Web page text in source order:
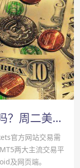
cpt markets平台开户正规吗？周二美元走高-cpt markets官网
官方网站交易需
两大主流交易平
及网页端。